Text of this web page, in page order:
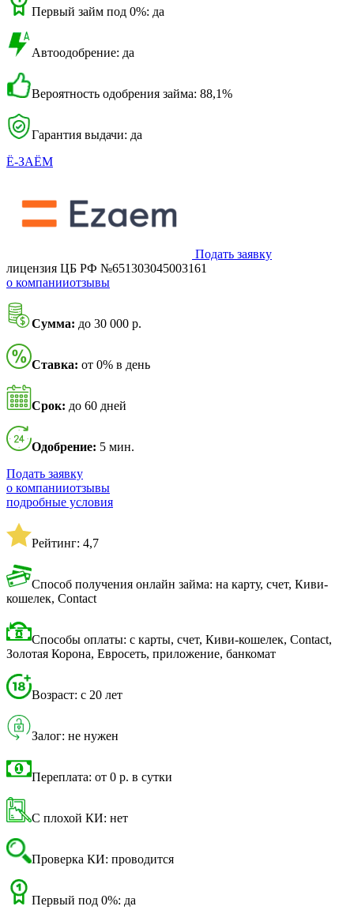
Первый займ под 0%: да
Автоодобрение: да
Вероятность одобрения займа: 88,1%
Гарантия выдачи: да
Ё-ЗАЁМ
Подать заявку
лицензия ЦБ РФ №651303045003161
о компанииотзывы
Сумма: до 30 000 р.
Ставка: от 0% в день
Срок: до 60 дней
Одобрение: 5 мин.
Подать заявку
о компанииотзывы
подробные условия
Рейтинг: 4,7
Способ получения онлайн займа: на карту, счет, Киви-
кошелек, Contact
Способы оплаты: с карты, счет, Киви-кошелек, Contact,
Золотая Корона, Евросеть, приложение, банкомат
Возраст: с 20 лет
Залог: не нужен
Переплата: от 0 р. в сутки
С плохой КИ: нет
Проверка КИ: проводится
Первый под 0%: да